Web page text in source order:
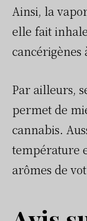
Ainsi, la
elle fait
cancérigènes
Par ailleurs,
permet de
cannabis.
température
arômes de